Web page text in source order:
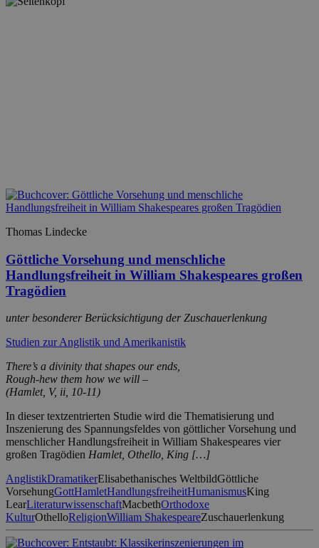
Thomas Lindecke
Göttliche Vorsehung und menschliche
Handlungsfreiheit in William Shakespeares großen
Tragödien
unter besonderer Berücksichtigung der Zuschauerlenkung
Studien zur Anglistik und Amerikanistik
There’s a divinity that shapes our ends,
Rough-hew them how we will –
(Hamlet, V, ii, 10-11)
In dieser textzentrierten Studie wird die Thematisierung und
Inszenierung des Spannungsfeldes von göttlicher Vorsehung und
menschlicher Handlungsfreiheit in William Shakespeares vier
großen Tragödien Hamlet, Othello, King […]
AnglistikDramatikerElisabethanisches WeltbildGöttliche
VorsehungGottHamletHandlungsfreiheitHumanismusKing
LearLiteraturwissenschaftMacbethOrthodoxe
KulturOthelloReligionWilliam ShakespeareZuschauerlenkung